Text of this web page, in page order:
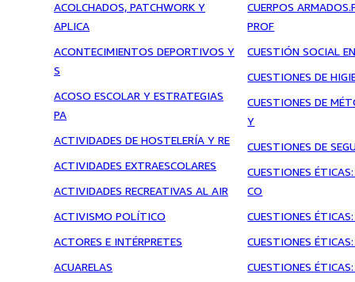
ACOLCHADOS, PATCHWORK Y
APLICA
ACONTECIMIENTOS DEPORTIVOS Y
S
ACOSO ESCOLAR Y ESTRATEGIAS
PA
ACTIVIDADES DE HOSTELERÍA Y RE
ACTIVIDADES EXTRAESCOLARES
ACTIVIDADES RECREATIVAS AL AIR
ACTIVISMO POLÍTICO
ACTORES E INTÉRPRETES
ACUARELAS
CUERPOS
PROF
CUESTIÓN SOCIAL
CUESTIONES DE
CUESTIONES DE
Y
CUESTIONES DE
CUESTIONES
CO
CUESTIONES
CUESTIONES
CUESTIONES